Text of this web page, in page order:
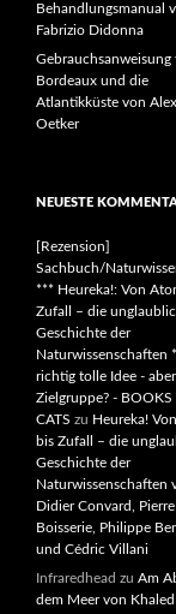
Behandlungsmanual
Fabrizio Didonna
Gebrauchsanweisung
Bordeaux und die
Atlantikküste von
Oetker
NEUESTE
[Rezension]
Sachbuch/
*** Heureka!: Von
Zufall – die
Geschichte der
Naturwissenschaften
richtig tolle Idee -
Zielgruppe? - BOOKS
CATS zu Heureka!
bis Zufall – die
Geschichte der
Naturwissenschaften
Didier Convard, Pierre
Boisserie, Philippe
und Cédric Villani
Infraredhead zu Am
dem Meer von Khaled